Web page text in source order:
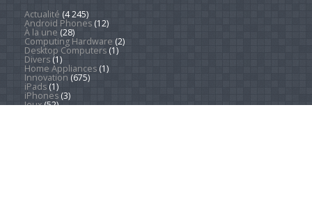
Actualité (4 245)
Android Phones(12)
À la une (28)
Computing Hardware (2)
Desktop Computers(1)
Divers(1)
Home Appliances(1)
Innovation (675)
iPads(1)
iPhones(3)
Jeux(52)